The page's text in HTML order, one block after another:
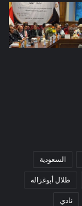
السعودية
طلال أبوغزاله
نادي